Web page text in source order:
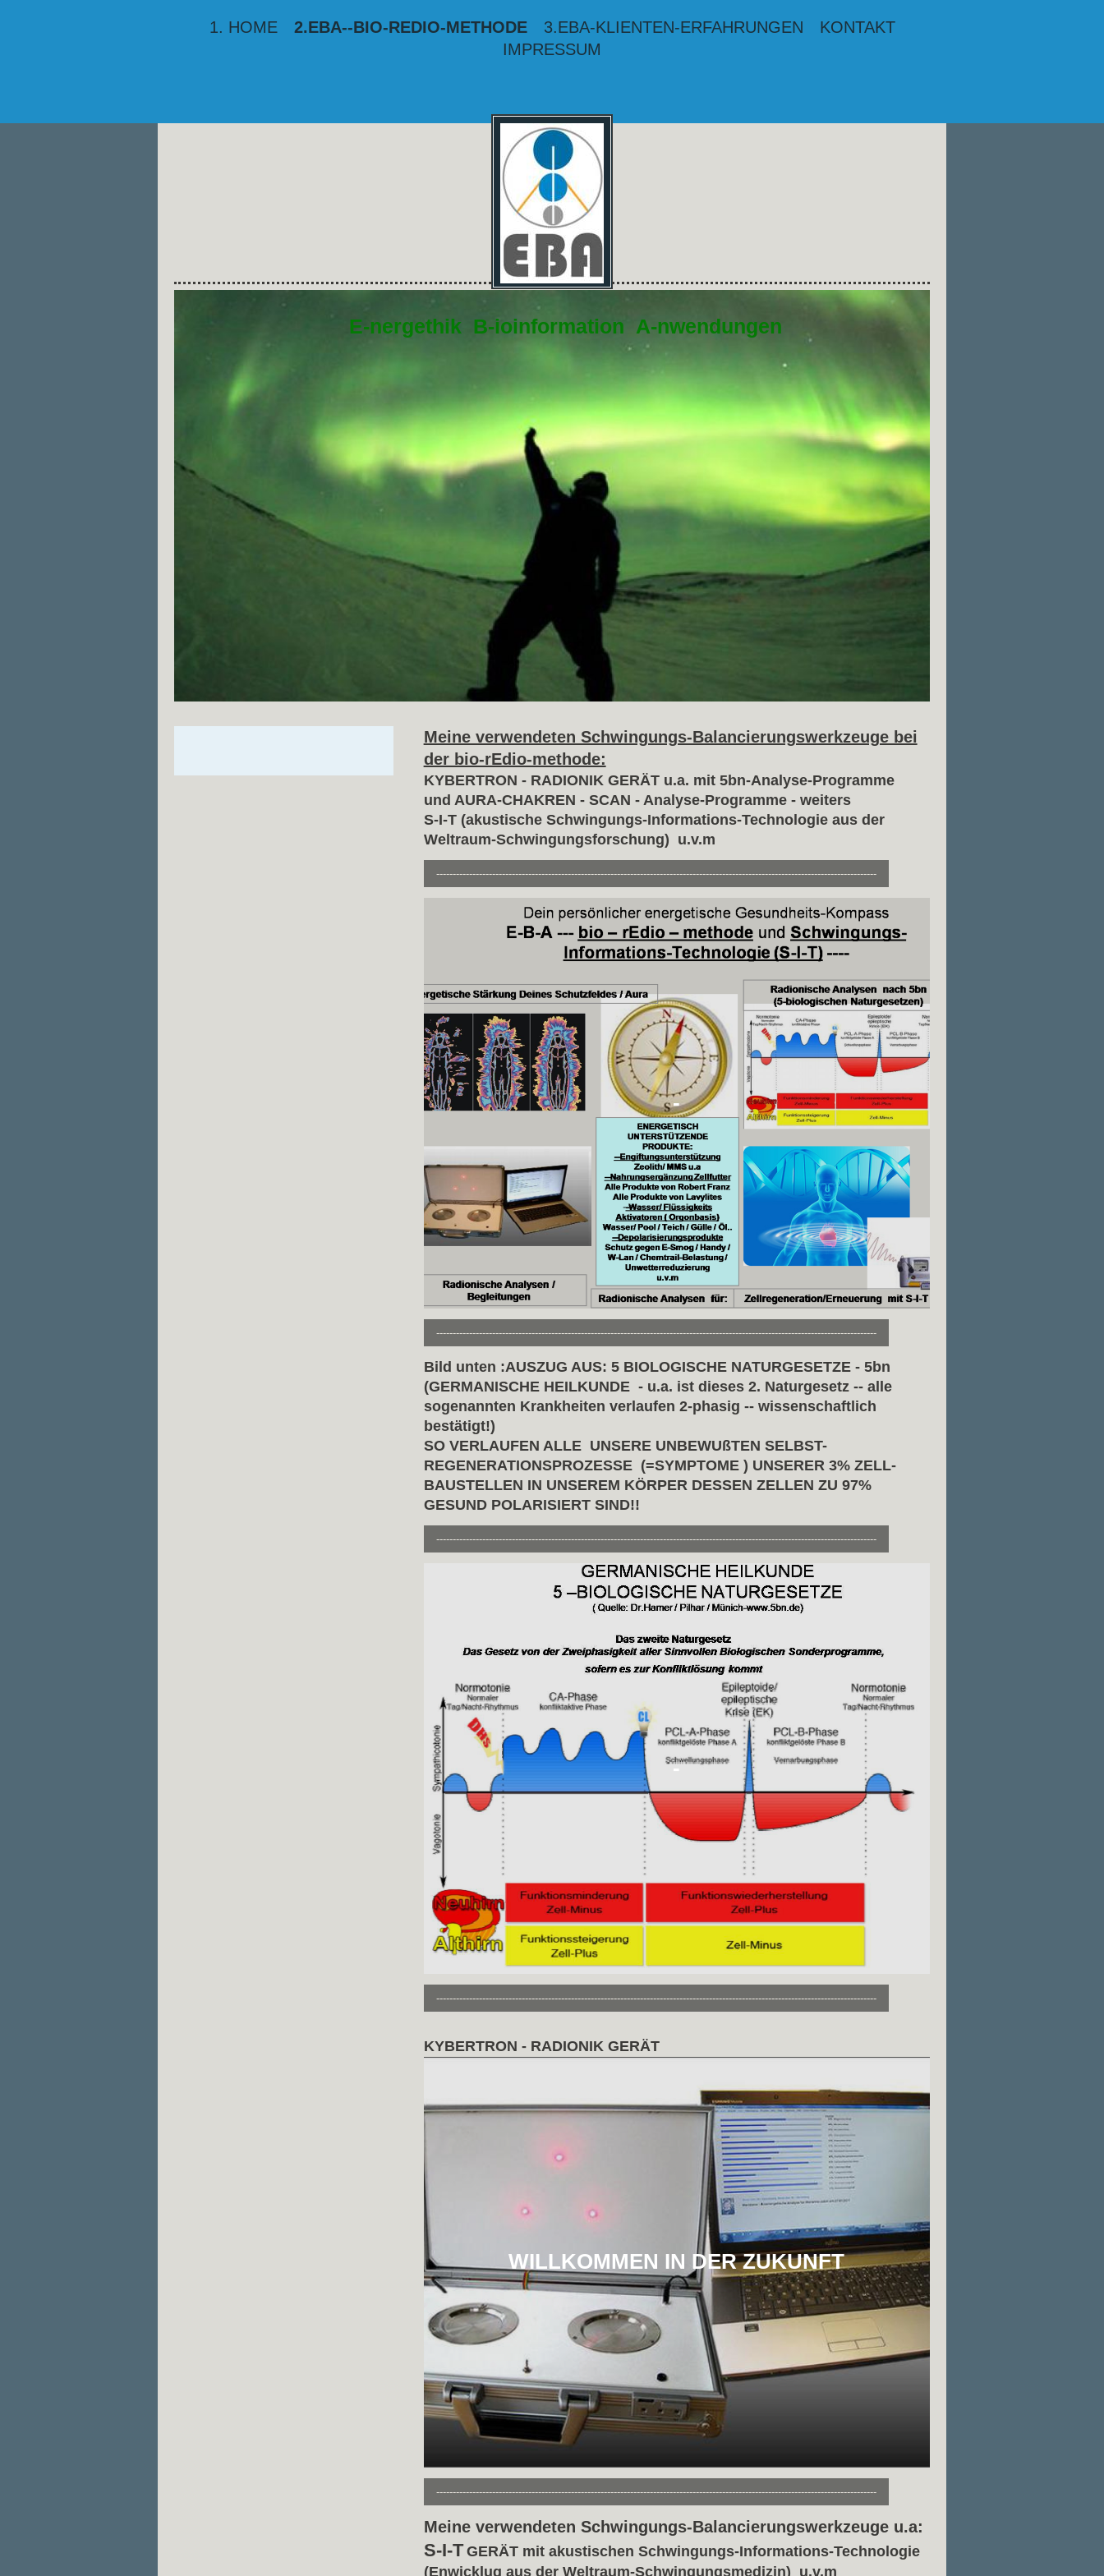
1. HOME 2.EBA--BIO-REDIO-METHODE 3.EBA-KLIENTEN-ERFAHRUNGEN
KONTAKT
IMPRESSUM
E-nergethik B-ioinformation A-nwendungen
Meine verwendeten Schwingungs-Balancierungswerkzeuge bei
der bio-rEdio-methode:
KYBERTRON - RADIONIK GERÄT u.a. mit 5bn-Analyse-Programme
und AURA-CHAKREN - SCAN - Analyse-Programme - weiters
S-I-T (akustische Schwingungs-Informations-Technologie aus der
Weltraum-Schwingungsforschung) u.v.m
--------------------------------------------------------------------------------------------------------------------------------------
-
--------------------------------------------------------------------------------------------------------------------------------------
Bild unten :AUSZUG AUS: 5 BIOLOGISCHE NATURGESETZE - 5bn
(GERMANISCHE HEILKUNDE - u.a. ist dieses 2. Naturgesetz -- alle
sogenannten Krankheiten verlaufen 2-phasig -- wissenschaftlich
bestätigt!)
SO VERLAUFEN ALLE UNSERE UNBEWUßTEN SELBST-
REGENERATIONSPROZESSE (=SYMPTOME ) UNSERER 3% ZELL-
BAUSTELLEN IN UNSEREM KÖRPER DESSEN ZELLEN ZU 97%
GESUND POLARISIERT SIND!!
--------------------------------------------------------------------------------------------------------------------------------------
-
--------------------------------------------------------------------------------------------------------------------------------------
KYBERTRON - RADIONIK GERÄT
WILLKOMMEN IN DER ZUKUNFT
--------------------------------------------------------------------------------------------------------------------------------------
Meine verwendeten Schwingungs-Balancierungswerkzeuge u.a:
S-I-T GERÄT mit akustischen Schwingungs-Informations-Technologie
(Enwicklug aus der Weltraum-Schwingungsmedizin) u.v.m